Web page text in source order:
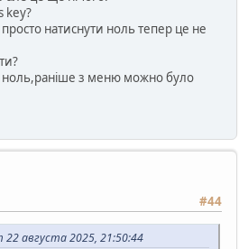
key?
натиснути ноль тепер це не
ноль,раніше з меню можно було
#44
августа 2025, 21:50:44